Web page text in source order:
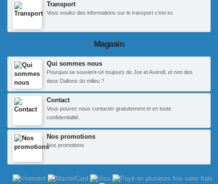
Transport
Vous voulez des informations sur le transport c'est ici.
Magasin
Qui sommes nous
Pourquoi se souvient-on toujours de Joe et Averell, et non des
deux Daltons du milieu ?
Contact
Vous pouvez nous contacter gratuitement et en toute
confidentialité.
Nos promotions
Nos promotions